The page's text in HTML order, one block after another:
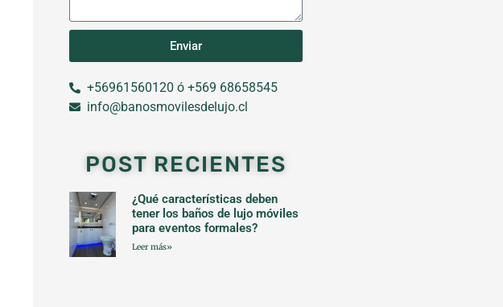
Enviar
+56961560120 ó +569 68658545
info@banosmovilesdelujo.cl
POST RECIENTES
¿Qué características deben
tener los baños de lujo móviles
para eventos formales?
Leer más»